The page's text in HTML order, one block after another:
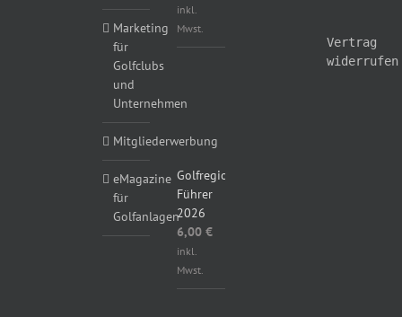
Marketing
für
Golfclubs
und
Unternehmen
Mitgliederwerbung
eMagazine
für
Golfanlagen
inkl.
Mwst.
Golfregional
Führer
2026
6,00€
inkl.
Mwst.
Vertrag
widerrufen